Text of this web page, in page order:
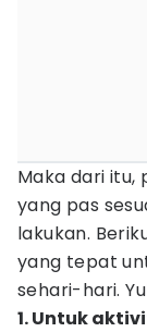
Maka dari
yang pas
lakukan.
yang tepat
sehari-hari.
1. Untuk